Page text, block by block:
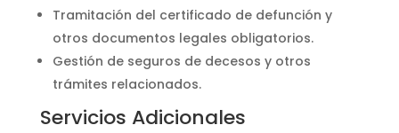
Tramitación del certificado de defunción y
otros documentos legales obligatorios.
Gestión de seguros de decesos y otros
trámites relacionados.
Servicios Adicionales